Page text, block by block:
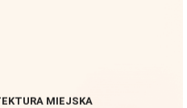
MIEJSKA